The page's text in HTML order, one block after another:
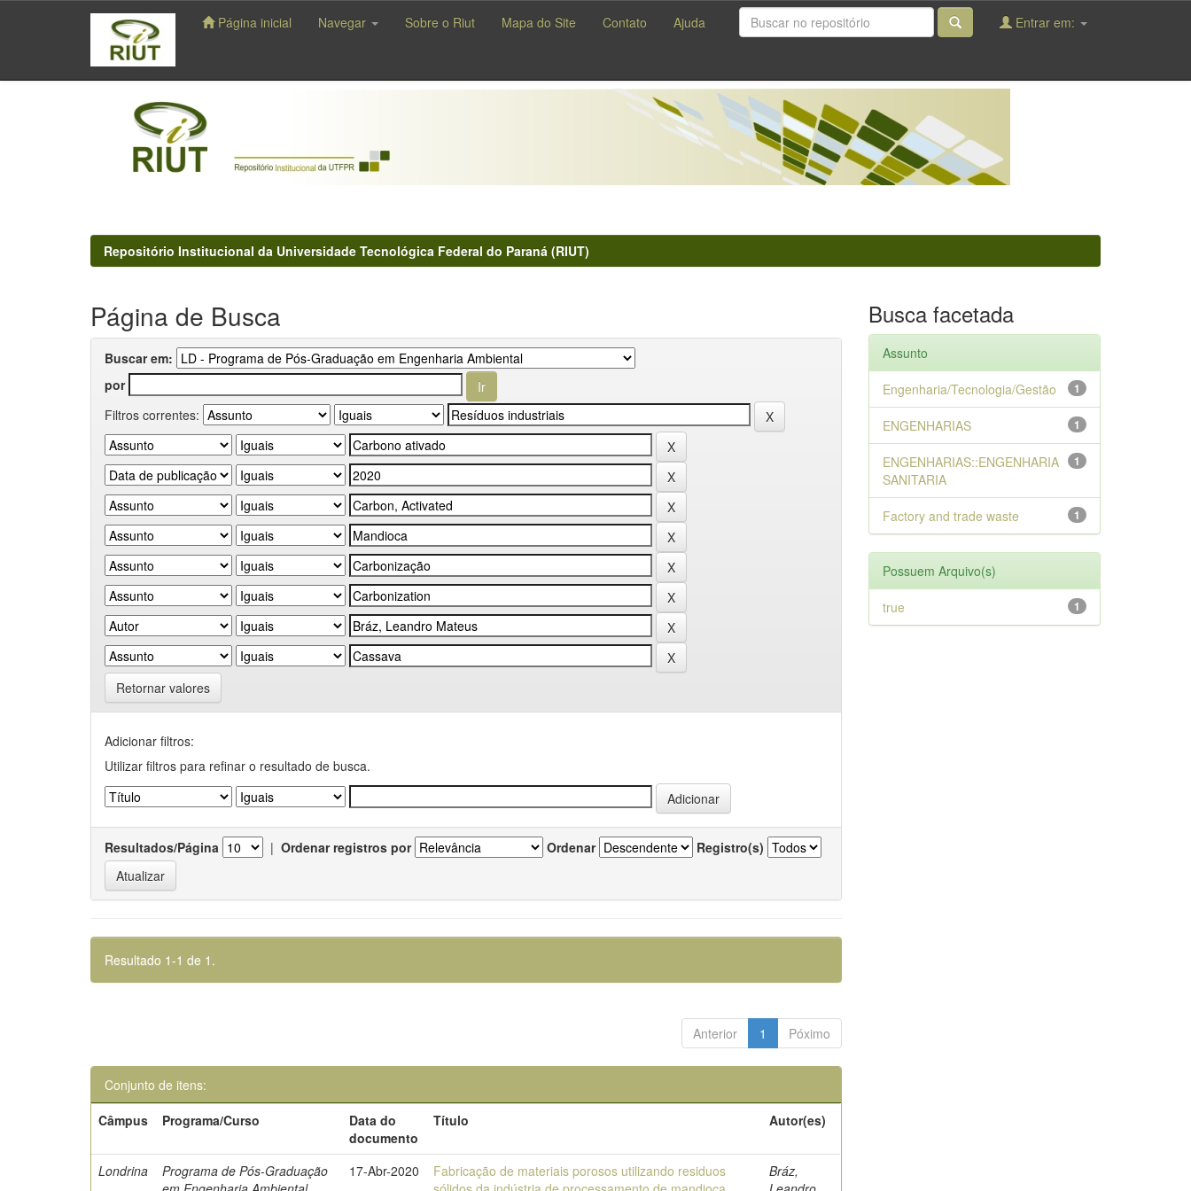
navigation
Página inicial Navegar Sobre o Riut Mapa do Site Contato Ajuda Entrar em:
Repositório Institucional da Universidade Tecnológica Federal do Paraná (RIUT)
Página de Busca
Buscar em:
por
Filtros correntes:
Retornar valores
Adicionar filtros:
Utilizar filtros para refinar o resultado de busca.
Resultados/Página | Ordenar registros por Ordenar Registro(s)
Resultado 1-1 de 1.
Anterior 1 Póximo
Conjunto de itens:
Câmpus
Programa/Curso
Data do
documento
Título Autor(es)
Londrina
Programa de Pós-Graduação
17-Abr-2020
Fabricação de materiais porosos utilizando residuos
Bráz,
Busca facetada
Assunto
1
Engenharia/Tecnologia/Gestão
1
ENGENHARIAS
1
ENGENHARIAS::ENGENHARIA
SANITARIA
1
Factory and trade waste
Possuem Arquivo(s)
1
true